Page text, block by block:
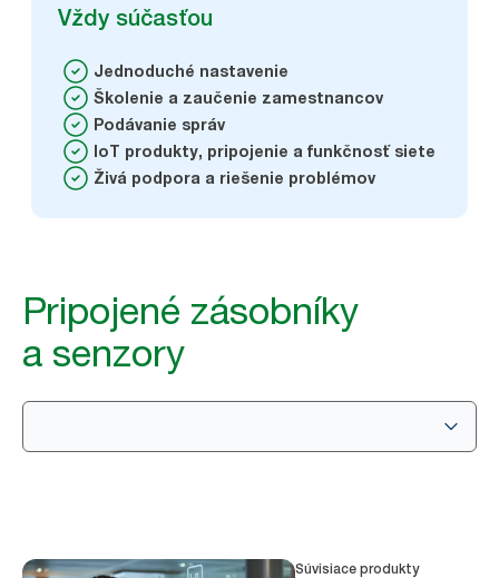
Vždy súčasťou
Jednoduché nastavenie
Školenie a zaučenie zamestnancov
Podávanie správ
IoT produkty, pripojenie a funkčnosť siete
Živá podpora a riešenie problémov
Pripojené zásobníky
a senzory
Súvisiace produkty